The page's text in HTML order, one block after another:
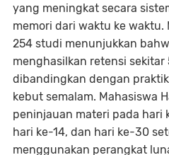
yang meningkat secara
memori dari waktu ke
254 studi menunjukkan
menghasilkan retensi sekitar
dibandingkan dengan
kebut semalam. Mahasiswa
peninjauan materi pada hari
hari ke-14, dan hari ke-30
menggunakan perangkat